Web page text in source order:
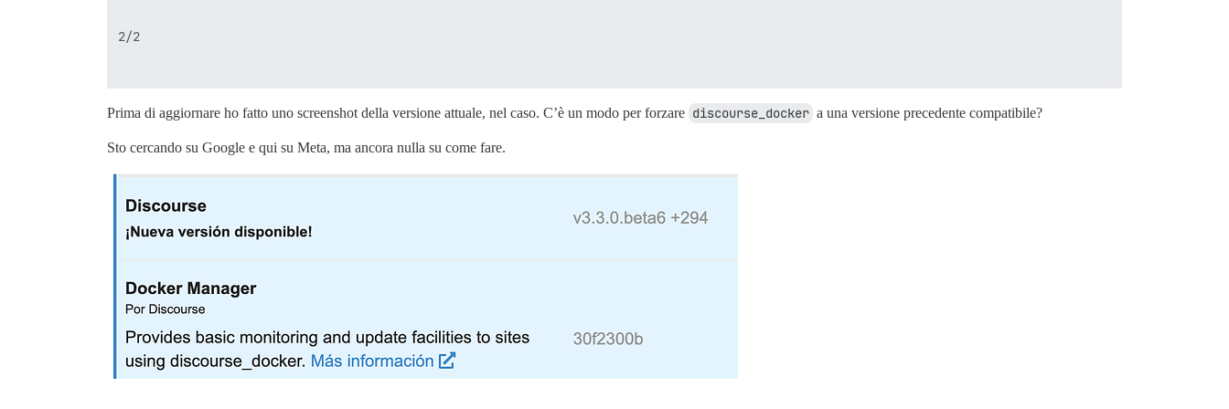
2/2
Prima di aggiornare ho fatto uno screenshot della versione attuale, nel caso. C’è un modo per forzare discourse_docker a una versione precedente compatibile?
Sto cercando su Google e qui su Meta, ma ancora nulla su come fare.